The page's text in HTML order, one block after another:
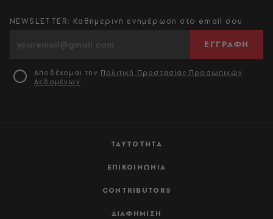
ΤΑΥΤΟΤΗΤΑ
ΕΠΙΚΟΙΝΩΝΙΑ
CONTRIBUTORS
ΔΙΑΦΗΜΙΣΗ
NEWSLETTER: Καθημερινή ενημέρωση στο email σου
ΕΓΓΡΑΦΗ
Αποδέχομαι την Πολιτική Προστασίας Προσωπικών
Δεδομένων